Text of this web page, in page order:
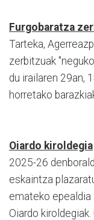
Furgobaratza
Tarteka,
zerbitzuak
du irailaren 29an,
horretako
Oiardo kiroldegia
2025-26
eskaintza
emateko epealdia
Oiardo